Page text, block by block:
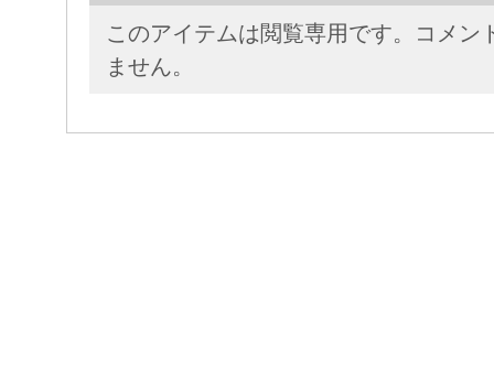
このアイテムは閲覧専用です。コメン
ません。